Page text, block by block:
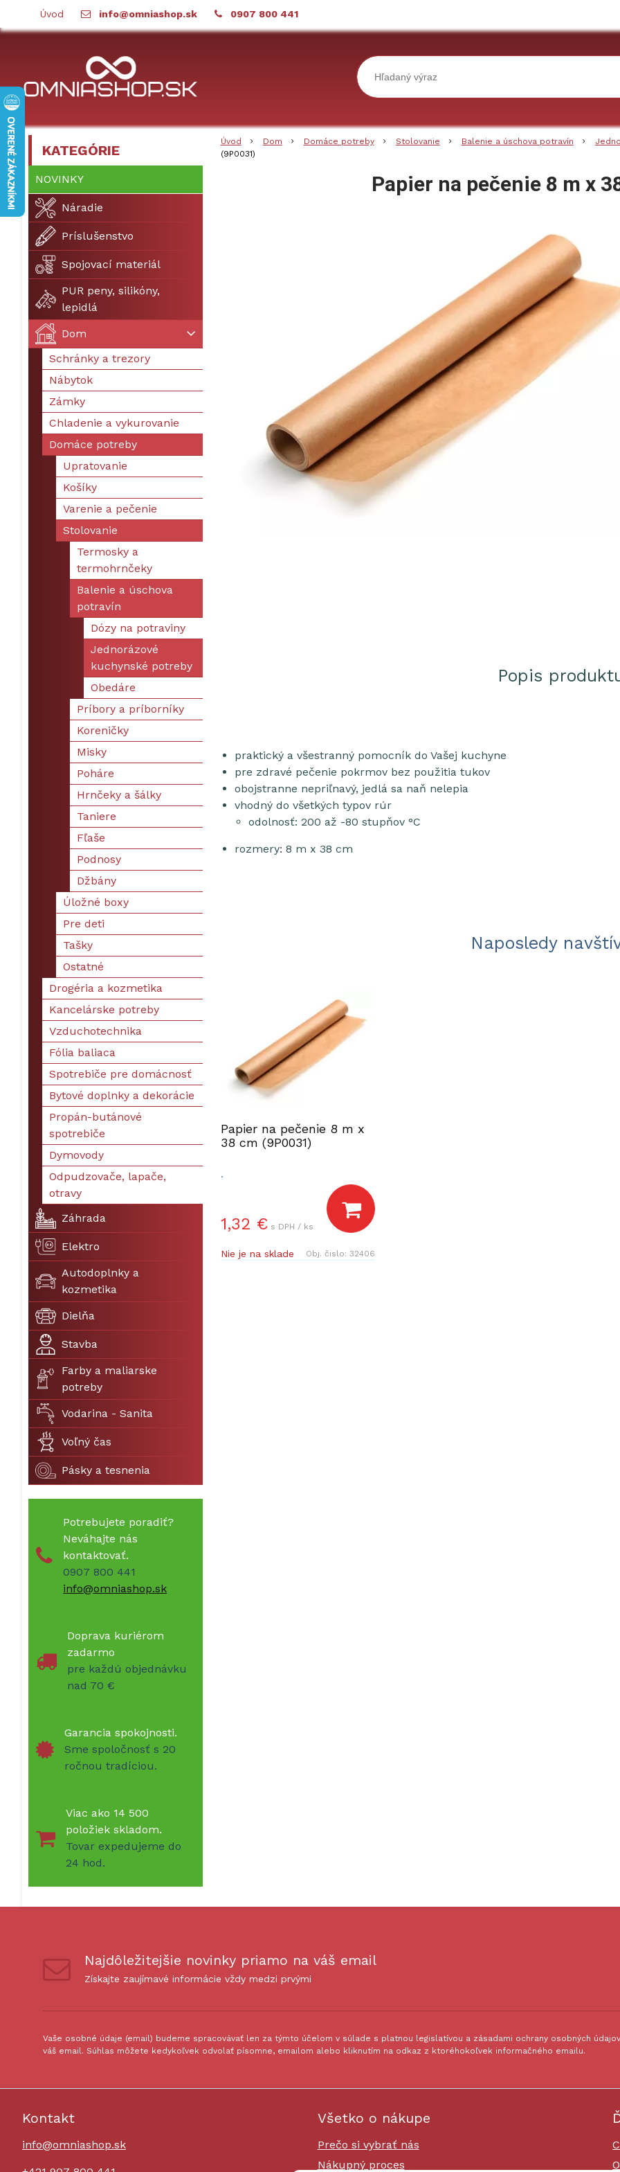
Úvod info@omniashop.sk 0907 800 441
Úvod Dom Domáce potreby Stolovanie Balenie a úschova potravín
(9P0031)
Papier na pečenie 8 m x
Popis
praktický a všestranný pomocník do Vašej kuchyne
pre zdravé pečenie pokrmov bez použitia tukov
obojstranne nepriľnavý, jedlá sa naň nelepia
vhodný do všetkých typov rúr
odolnosť: 200 až -80 stupňov °C
rozmery: 8 m x 38 cm
Naposledy
Papier na pečenie 8 m x
38 cm (9P0031)
.
1,32 € s DPH / ks
Nie je na sklade Obj. čislo:32406
KATEGÓRIE
NOVINKY
Náradie
Príslušenstvo
Spojovací materiál
PUR peny, silikóny,
lepidlá
Dom
Schránky a trezory
Nábytok
Zámky
Chladenie a vykurovanie
Domáce potreby
Upratovanie
Košíky
Varenie a pečenie
Stolovanie
Termosky a
termohrnčeky
Balenie a úschova
potravín
Dózy na potraviny
Jednorázové
kuchynské potreby
Obedáre
Príbory a príborníky
Koreničky
Misky
Poháre
Hrnčeky a šálky
Taniere
Fľaše
Podnosy
Džbány
Úložné boxy
Pre deti
Tašky
Ostatné
Drogéria a kozmetika
Kancelárske potreby
Vzduchotechnika
Fólia baliaca
Spotrebiče pre domácnosť
Bytové doplnky a dekorácie
Propán-butánové
spotrebiče
Dymovody
Odpudzovače, lapače,
otravy
Záhrada
Elektro
Autodoplnky a
kozmetika
Dielňa
Stavba
Farby a maliarske
potreby
Vodarina - Sanita
Voľný čas
Pásky a tesnenia
Potrebujete poradiť?
Neváhajte nás
kontaktovať.
0907 800 441
info@omniashop.sk
Doprava kuriérom
zadarmo
pre každú objednávku
nad 70 €
Garancia spokojnosti.
Sme spoločnosť s 20
ročnou tradíciou.
Viac ako 14 500
položiek skladom.
Tovar expedujeme do
24 hod.
Najdôležitejšie novinky priamo na váš email
Získajte zaujímavé informácie vždy medzi prvými
Vaše osobné údaje (email) budeme spracovávať len za týmto účelom v súlade s platnou legislatívou a zásadami ochrany osobných
váš email. Súhlas môžete kedykoľvek odvolať písomne, emailom alebo kliknutím na odkaz z ktoréhokoľvek informačného emailu.
Kontakt
info@omniashop.sk
Všetko o nákupe
Prečo si vybrať nás
Nákupný proces